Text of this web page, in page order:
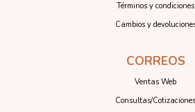
Términos y condiciones
Cambios y
CORREOS
Ventas Web
Consultas/Cotizaciones